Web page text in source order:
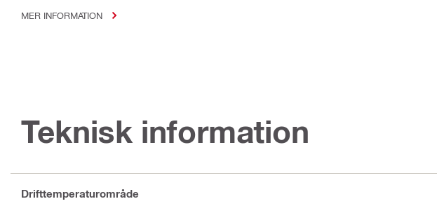
MER INFORMATION
Teknisk information
Drifttemperaturområde